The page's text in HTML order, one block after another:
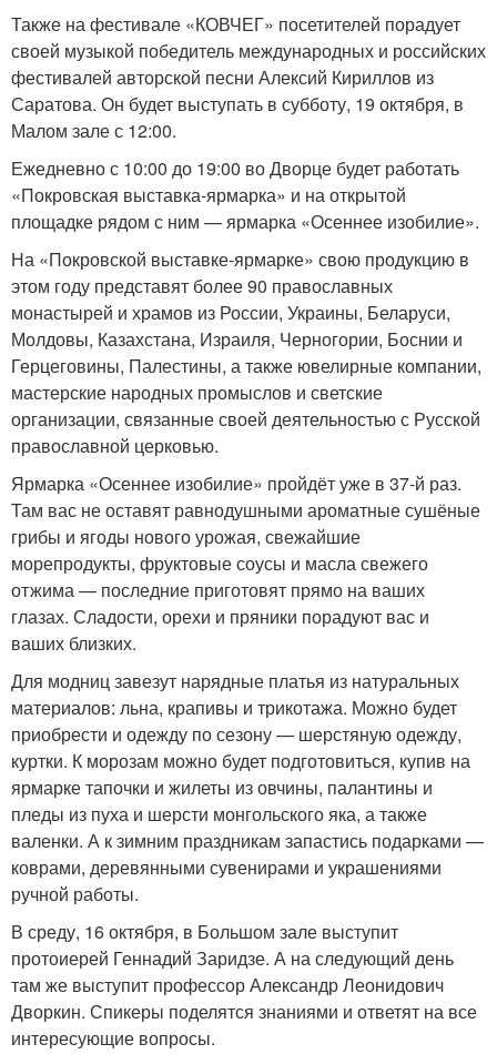
Также на фестивале «КОВЧЕГ» посетителей порадует
своей музыкой победитель международных и российских
фестивалей авторской песни Алексий Кириллов из
Саратова. Он будет выступать в субботу, 19 октября, в
Малом зале с 12:00.
Ежедневно с 10:00 до 19:00 во Дворце будет работать
«Покровская выставка-ярмарка» и на открытой
площадке рядом с ним — ярмарка «Осеннее изобилие».
На «Покровской выставке-ярмарке» свою продукцию в
этом году представят более 90 православных
монастырей и храмов из России, Украины, Беларуси,
Молдовы, Казахстана, Израиля, Черногории, Боснии и
Герцеговины, Палестины, а также ювелирные компании,
мастерские народных промыслов и светские
организации, связанные своей деятельностью с Русской
православной церковью.
Ярмарка «Осеннее изобилие» пройдёт уже в 37-й раз.
Там вас не оставят равнодушными ароматные сушёные
грибы и ягоды нового урожая, свежайшие
морепродукты, фруктовые соусы и масла свежего
отжима — последние приготовят прямо на ваших
глазах. Сладости, орехи и пряники порадуют вас и
ваших близких.
Для модниц завезут нарядные платья из натуральных
материалов: льна, крапивы и трикотажа. Можно будет
приобрести и одежду по сезону — шерстяную одежду,
куртки. К морозам можно будет подготовиться, купив на
ярмарке тапочки и жилеты из овчины, палантины и
пледы из пуха и шерсти монгольского яка, а также
валенки. А к зимним праздникам запастись подарками —
коврами, деревянными сувенирами и украшениями
ручной работы.
В среду, 16 октября, в Большом зале выступит
протоиерей Геннадий Заридзе. А на следующий день
там же выступит профессор Александр Леонидович
Дворкин. Спикеры поделятся знаниями и ответят на все
интересующие вопросы.